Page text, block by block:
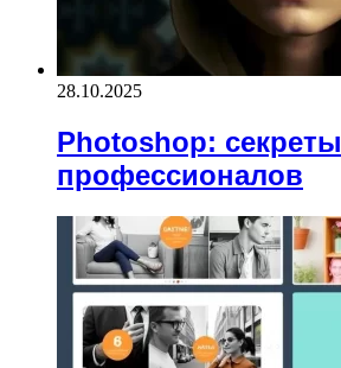
28.10.2025
Photoshop: секреты
профессионалов